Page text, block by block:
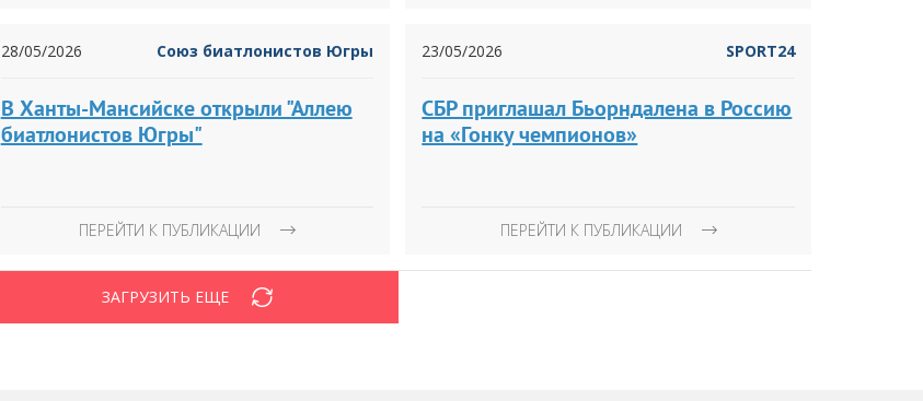
28/05/2026 Союз биатлонистов Югры
В Ханты-Мансийске открыли "Аллею
биатлонистов Югры"
ПЕРЕЙТИ К ПУБЛИКАЦИИ
23/05/2026 SPORT24
СБР приглашал Бьорндалена в Россию
на «Гонку чемпионов»
ПЕРЕЙТИ К ПУБЛИКАЦИИ
ЗАГРУЗИТЬ ЕЩЕ